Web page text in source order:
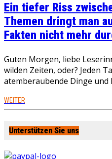
Ein tiefer Riss
Themen dringt man
Fakten nicht mehr
Guten Morgen, liebe
wilden Zeiten, oder? Jeden
atemberaubende Dinge und
WEITER
Unterstützen Sie uns